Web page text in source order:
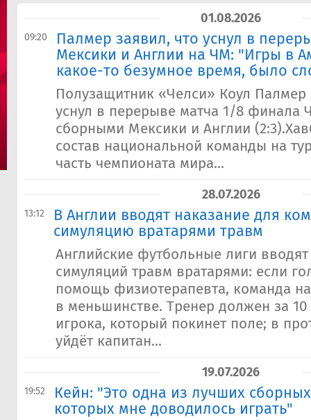
01.08.2026
09:20
Палмер заявил, что уснул в
Мексики и Англии на ЧМ: "Игры в
какое-то безумное время, было
Полузащитник «Челси» Коул Палмер
уснул в перерыве матча 1/8 финала
сборными Мексики и Англии
состав национальной команды на
часть чемпионата мира...
28.07.2026
13:12
В Англии вводят наказание для
симуляцию вратарями травм
Английские футбольные лиги
симуляций травм вратарями: если
помощь физиотерапевта, команда на
в меньшинстве. Тренер должен за 10
игрока, который покинет поле; в
уйдёт капитан...
19.07.2026
19:52
Кейн: "Это одна из лучших
которых мне доводилось играть"